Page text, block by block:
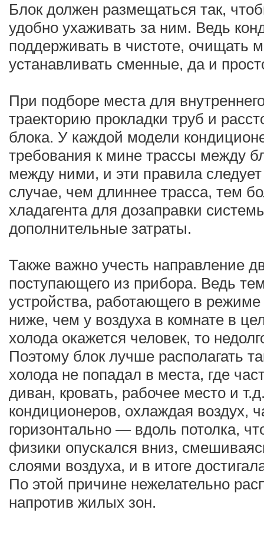
Блок должен размещаться так,
удобно ухаживать за ним. Ведь
поддерживать в чистоте,
устанавливать сменные, да и
При подборе места для
траекторию прокладки труб и
блока. У каждой модели
требования к мине трассы между
между ними, и эти правила
случае, чем длиннее трасса, тем
хладагента для дозаправки
дополнительные затраты.
Также важно учесть направление
поступающего из прибора. Ведь
устройства, работающего в
ниже, чем у воздуха в комнате в
холода окажется человек, то
Поэтому блок лучше располагать
холода не попадал в места, где
диван, кровать, рабочее место и
кондиционеров, охлаждая воздух,
горизонтально — вдоль потолка,
физики опускался вниз,
слоями воздуха, и в итоге
По этой причине нежелательно
напротив жилых зон.